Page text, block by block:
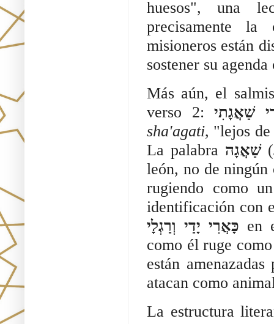
huesos", una
precisamente
misioneros están
sostener su
Más aún, el
verso 2: שַׁאֲגָתִי
sha'agati, "lejos
La palabra שַׁאֲגָה(
león, no de ningún
rugiendo como
identificación con
כָּאֲרִי יָדַי וְרַגְלָי en
como él ruge
están
atacan como
La estructura